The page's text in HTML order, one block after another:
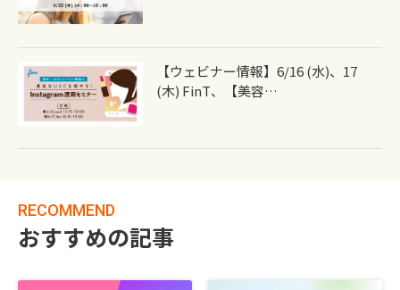
【ウェビナー情報】6/16 (水)、17
(木) FinT、【美容…
RECOMMEND
おすすめの記事